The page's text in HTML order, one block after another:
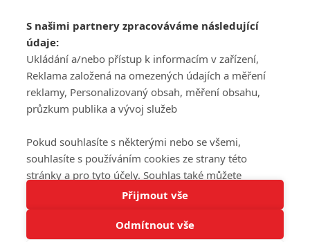
Tato stránka používá soubory cookies.
Rozumím
Šéfredaktorkou webu jePetr Slavík, e-mailserialy@fandimefilmu.cz
Máte-li zájem o inzerci na našem webu napište nám na e-mail
studio@koncal.com
Ochrana osobních údajů|Zásady používání cookies |Pravidla webu
Upravit nastavení soukromí
© 2016 – 2026 FandimeSerialum.cz / All rights reserved /
S našimi partnery zpracováváme následující
údaje:
Ukládání a/nebo přístup k informacím v zařízení,
Reklama založená na omezených údajích a měření
reklamy, Personalizovaný obsah, měření obsahu,
průzkum publika a vývoj služeb
Pokud souhlasíte s některými nebo se všemi,
souhlasíte s používáním cookies ze strany této
stránky a pro tyto účely. Souhlas také můžete
odmítnout, ale v takovém případě vám na stránce
nebudou k dispozici některé personalizované funkce.
Vaše volby souhlasu se budou vztahovat pouze na
Přijmout vše
Odmítnout vše